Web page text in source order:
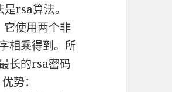
rsa算法。
使用两个非
相乘得到。所
长的rsa密码
势：